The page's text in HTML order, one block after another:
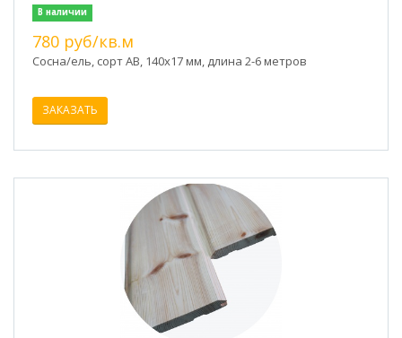
В наличии
780 руб/кв.м
Сосна/ель, сорт АВ, 140х17 мм, длина 2-6 метров
ЗАКАЗАТЬ